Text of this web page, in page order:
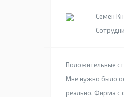
Семён
Положительные
Мне нужно было
реально. Фирма с